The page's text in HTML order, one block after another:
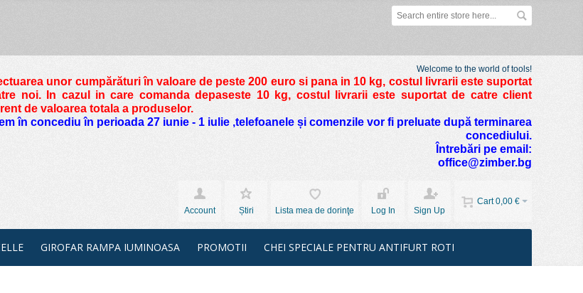
Welcome to the world of tools!
unor cumpărături în valoare de peste 200 euro si pana in 10 kg, costul livrarii este suportat
noi. In cazul in care comanda depaseste 10 kg, costul livrarii este suportat de catre client
de valoarea totala a produselor.
în concediu în perioada 27 iunie - 1 iulie ,telefoanele și comenzile vor fi preluate după terminarea
concediului.
Întrebări pe email:
office@zimber.bg
Cart 0,00 €
Account
Știri Lista mea de dorinţe Log In Sign Up
GIROFAR RAMPA IUMINOASA PROMOTII CHEI SPECIALE PENTRU ANTIFURT ROTI